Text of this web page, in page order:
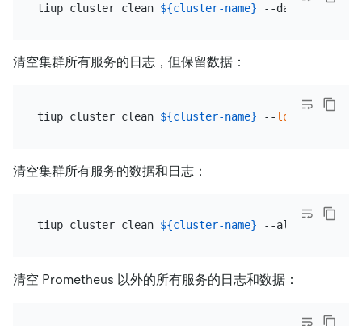
tiup cluster clean ${cluster-name}
清空集群所有服务的日志，但保留数据：
tiup cluster clean ${cluster-name} --log
清空集群所有服务的数据和日志：
tiup cluster clean ${cluster-name}
清空 Prometheus 以外的所有服务的日志和数据：